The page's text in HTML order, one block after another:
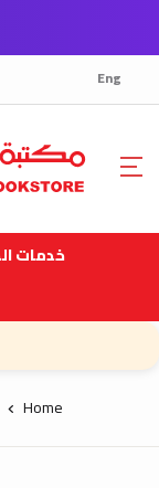
Eng
خدمات
Home